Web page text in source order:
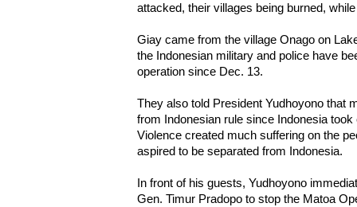
attacked, their villages being burned, while
Giay came from the village Onago on
the Indonesian military and police have
operation since Dec. 13.
They also told President Yudhoyono that
from Indonesian rule since Indonesia
Violence created much suffering on the
aspired to be separated from Indonesia.
In front of his guests, Yudhoyono
Gen. Timur Pradopo to stop the Matoa